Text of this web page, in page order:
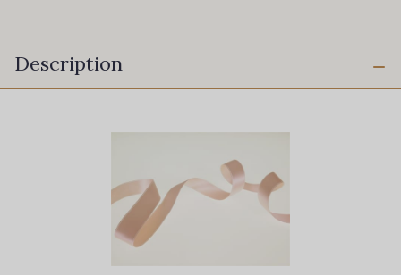
Description